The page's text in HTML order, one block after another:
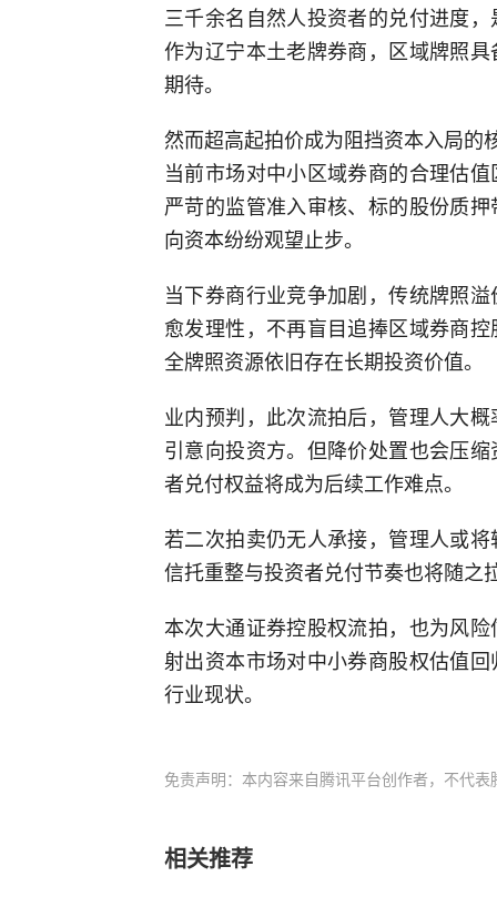
三千余名自然人投资者的兑付进度
作为辽宁本土老牌券商，区域牌照
期待。
然而超高起拍价成为阻挡资本入局的
当前市场对中小区域券商的合理估
严苛的监管准入审核、标的股份质
向资本纷纷观望止步。
当下券商行业竞争加剧，传统牌照
愈发理性，不再盲目追捧区域券商
全牌照资源依旧存在长期投资价值。
业内预判，此次流拍后，管理人大
引意向投资方。但降价处置也会压
者兑付权益将成为后续工作难点。
若二次拍卖仍无人承接，管理人或
信托重整与投资者兑付节奏也将随之
本次大通证券控股权流拍，也为风
射出资本市场对中小券商股权估值
行业现状。
免责声明：本内容来自腾讯平台创作者，不代
相关推荐